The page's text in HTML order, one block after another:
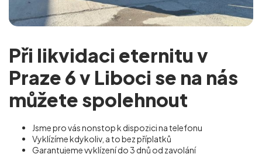
Při likvidaci eternitu v
Praze 6 v Liboci se na nás
můžete spolehnout
Jsme pro vás nonstop k dispozici na telefonu
Vyklízíme kdykoliv, a to bez příplatků
Garantujeme vyklízení do 3 dnů od zavolání